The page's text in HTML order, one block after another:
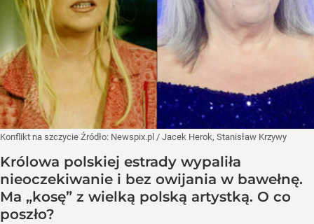
Konflikt na szczycie Źródło: Newspix.pl / Jacek Herok, Stanisław Krzywy
Królowa polskiej estrady wypaliła
nieoczekiwanie i bez owijania w bawełnę.
Ma „kosę” z wielką polską artystką. O co
poszło?